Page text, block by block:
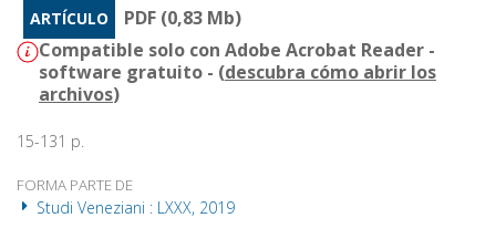
ARTÍCULO
PDF (0,83 Mb)
Compatible solo con Adobe Acrobat Reader -
software gratuito - (descubra cómo abrir los
archivos)
15-131 p.
FORMA PARTE DE
Studi Veneziani : LXXX, 2019